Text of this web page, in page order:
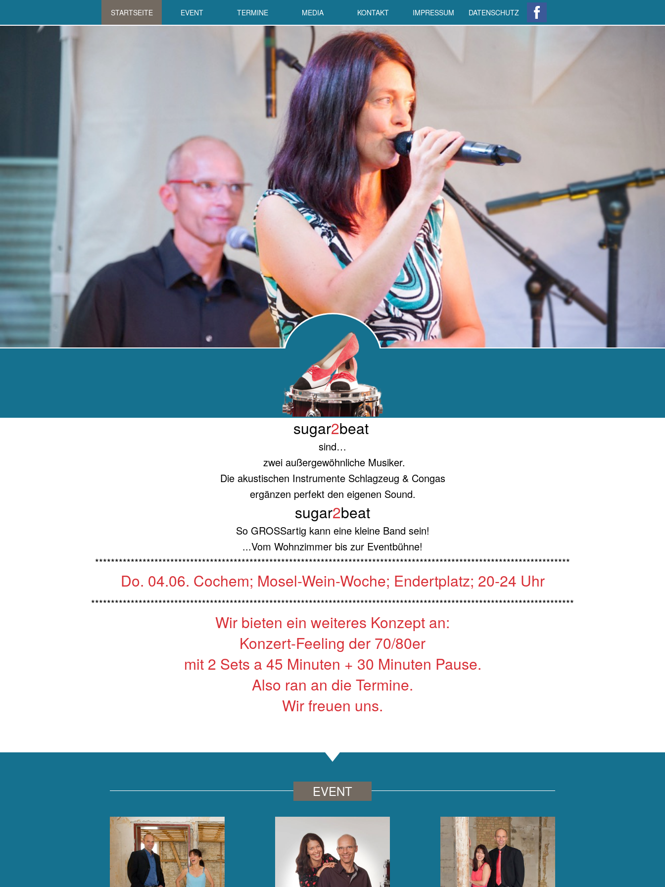
STARTSEITE EVENT TERMINE MEDIA KONTAKT IMPRESSUM DATENSCHUTZ
sugar2beat
sind…
zwei außergewöhnliche Musiker.
Die akustischen Instrumente Schlagzeug & Congas
ergänzen perfekt den eigenen Sound.
sugar2beat
So GROSSartig kann eine kleine Band sein!
...Vom Wohnzimmer bis zur Eventbühne!
************************************************************************************************************************
Do. 04.06. Cochem; Mosel-Wein-Woche; Endertplatz; 20-24 Uhr
**************************************************************************************************************************
Wir bieten ein weiteres Konzept an:
Konzert-Feeling der 70/80er
mit 2 Sets a 45 Minuten + 30 Minuten Pause.
Also ran an die Termine.
Wir freuen uns.
EVENT